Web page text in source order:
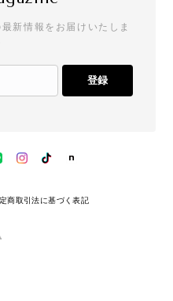
新情報をお届けいたしま
登録
商取引法に基づく表記